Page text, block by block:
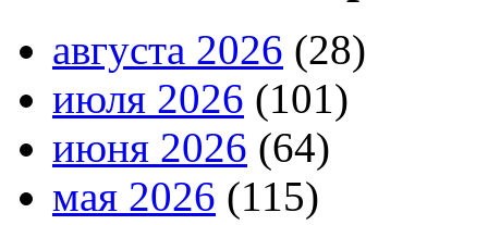
августа 2026 (28)
июля 2026 (101)
июня 2026 (64)
мая 2026 (115)